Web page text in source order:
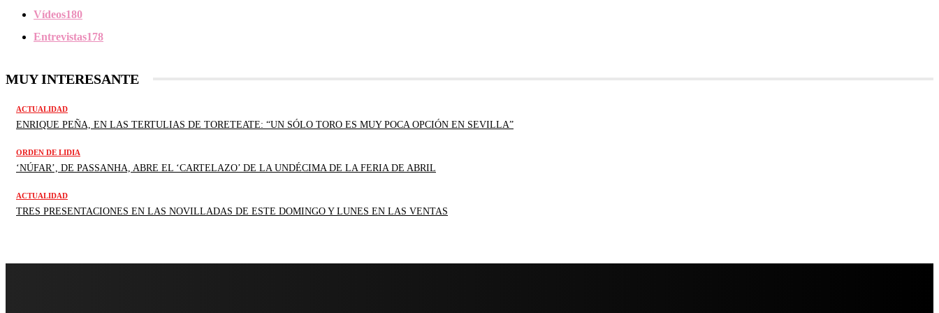
Vídeos180
Entrevistas178
MUY INTERESANTE
ACTUALIDAD
ENRIQUE PEÑA, EN LAS TERTULIAS DE TORETEATE: “UN SÓLO TORO ES MUY POCA OPCIÓN EN SEVILLA”
ORDEN DE LIDIA
‘NÚFAR’, DE PASSANHA, ABRE EL ‘CARTELAZO’ DE LA UNDÉCIMA DE LA FERIA DE ABRIL
ACTUALIDAD
TRES PRESENTACIONES EN LAS NOVILLADAS DE ESTE DOMINGO Y LUNES EN LAS VENTAS